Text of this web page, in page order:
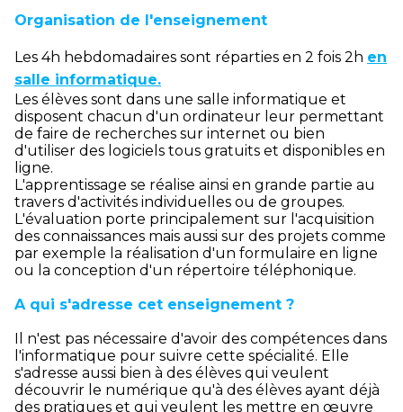
Organisation de l'enseignement
Les 4h hebdomadaires sont réparties en 2 fois 2h en
salle informatique.
Les élèves sont dans une salle informatique et
disposent chacun d'un ordinateur leur permettant
de faire de recherches sur internet ou bien
d'utiliser des logiciels tous gratuits et disponibles en
ligne.
L'apprentissage se réalise ainsi en grande partie au
travers d'activités individuelles ou de groupes.
L'évaluation porte principalement sur l'acquisition
des connaissances mais aussi sur des projets comme
par exemple la réalisation d'un formulaire en ligne
ou la conception d'un répertoire téléphonique.
A qui s'adresse cet enseignement ?
Il n'est pas nécessaire d'avoir des compétences dans
l'informatique pour suivre cette spécialité. Elle
s'adresse aussi bien à des élèves qui veulent
découvrir le numérique qu'à des élèves ayant déjà
des pratiques et qui veulent les mettre en œuvre